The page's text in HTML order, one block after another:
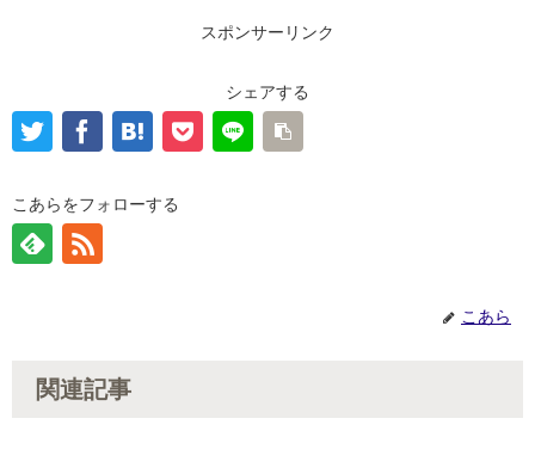
スポンサーリンク
シェアする
こあらをフォローする
こあら
関連記事